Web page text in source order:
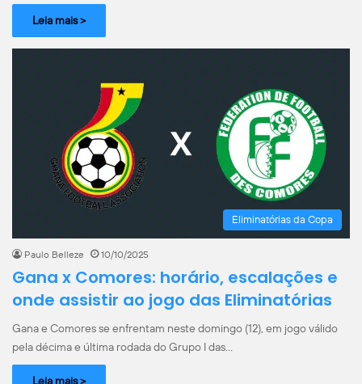
Leia mais >
Eliminatórias da Copa
Paulo Belleze 10/10/2025
Gana x Comores: horário, escalações e
onde assistir ao jogo das Eliminatórias
Gana e Comores se enfrentam neste domingo (12), em jogo válido
pela décima e última rodada do Grupo I das…
Leia mais >